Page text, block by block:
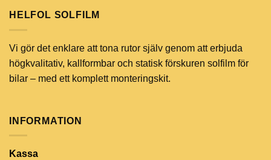
HELFOL SOLFILM
Vi gör det enklare att tona rutor själv genom att erbjuda
högkvalitativ, kallformbar och statisk förskuren solfilm för
bilar – med ett komplett monteringskit.
INFORMATION
Kassa